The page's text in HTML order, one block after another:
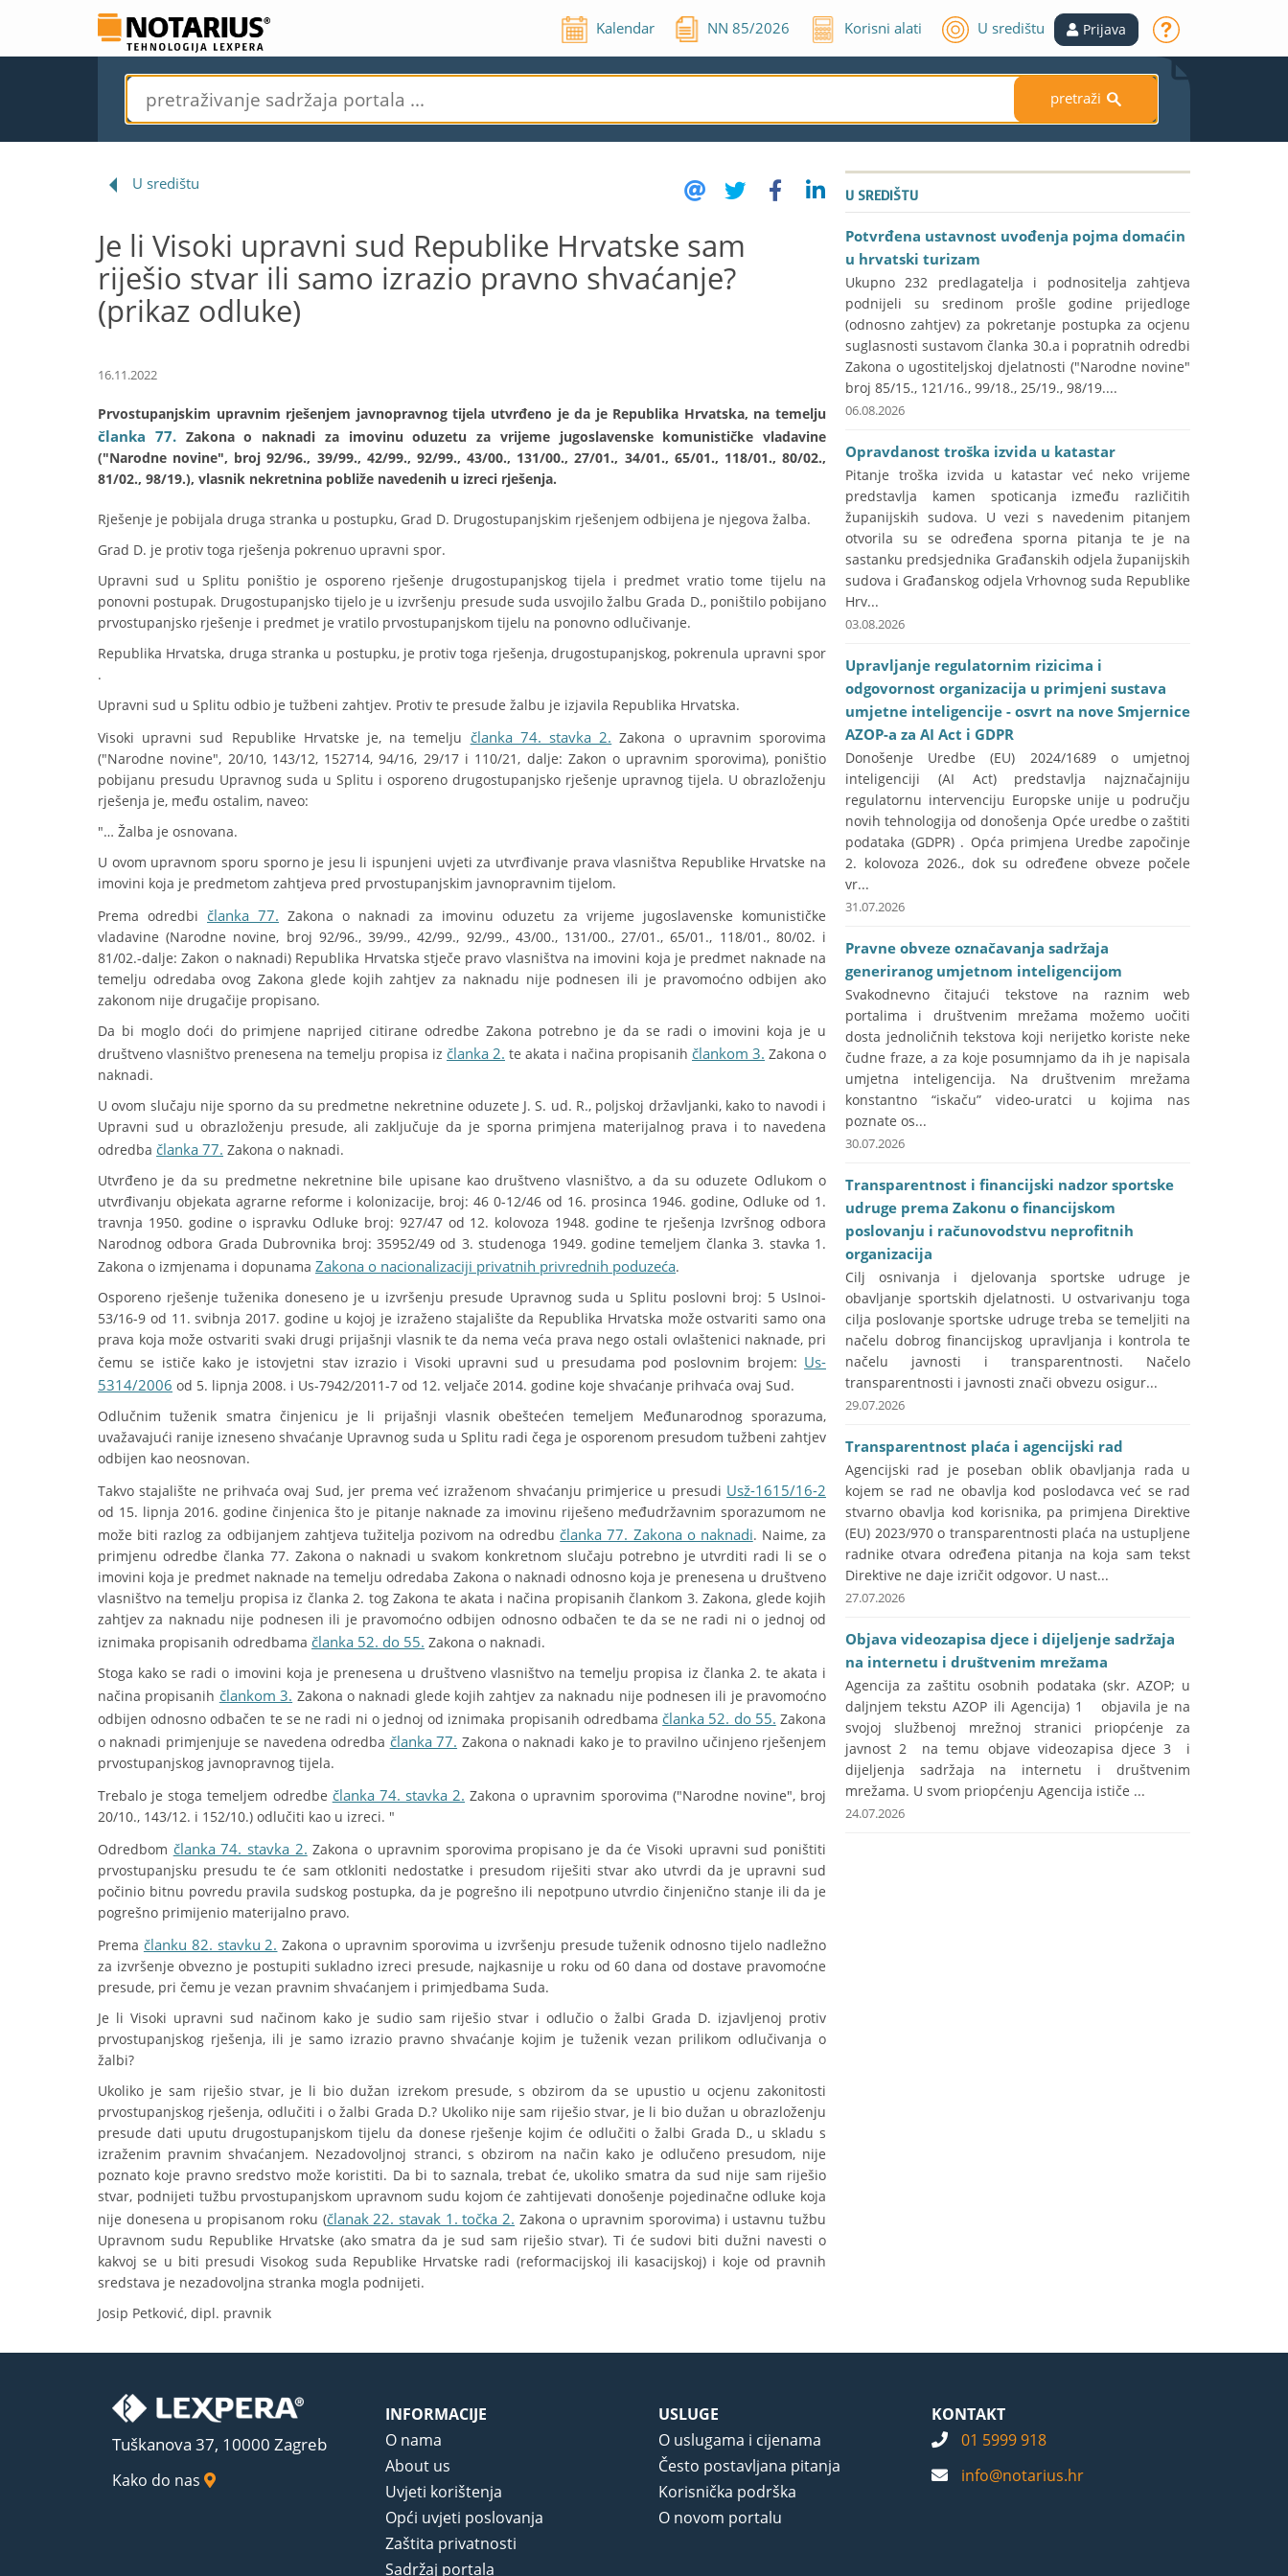
Kalendar NN85/2026 Korisni alati U središtu Prijava
pretraži S
U središtu
Je li Visoki upravni sud Republike Hrvatske sam
riješio stvar ili samo izrazio pravno shvaćanje?
(prikaz odluke)
16.11.2022
Prvostupanjskim upravnim rješenjem javnopravnog tijela utvrđeno je da je Republika Hrvatska, na temelju
članka 77.Zakona o naknadi za imovinu oduzetu za vrijeme jugoslavenske komunističke vladavine
("Narodne novine", broj 92/96., 39/99., 42/99., 92/99., 43/00., 131/00., 27/01., 34/01., 65/01., 118/01., 80/02.,
81/02., 98/19.), vlasnik nekretnina pobliže navedenih u izreci rješenja.
Rješenje je pobijala druga stranka u postupku, Grad D. Drugostupanjskim rješenjem odbijena je njegova žalba.
Grad D. je protiv toga rješenja pokrenuo upravni spor.
Upravni sud u Splitu poništio je osporeno rješenje drugostupanjskog tijela i predmet vratio tome tijelu na
ponovni postupak. Drugostupanjsko tijelo je u izvršenju presude suda usvojilo žalbu Grada D., poništilo pobijano
prvostupanjsko rješenje i predmet je vratilo prvostupanjskom tijelu na ponovno odlučivanje.
Republika Hrvatska, druga stranka u postupku, je protiv toga rješenja, drugostupanjskog, pokrenula upravni spor
.
Upravni sud u Splitu odbio je tužbeni zahtjev. Protiv te presude žalbu je izjavila Republika Hrvatska.
Visoki upravni sud Republike Hrvatske je, na temelju članka 74. stavka 2. Zakona o upravnim sporovima
("Narodne novine", 20/10, 143/12, 152714, 94/16, 29/17 i 110/21, dalje: Zakon o upravnim sporovima), poništio
pobijanu presudu Upravnog suda u Splitu i osporeno drugostupanjsko rješenje upravnog tijela. U obrazloženju
rješenja je, među ostalim, naveo:
"… Žalba je osnovana.
U ovom upravnom sporu sporno je jesu li ispunjeni uvjeti za utvrđivanje prava vlasništva Republike Hrvatske na
imovini koja je predmetom zahtjeva pred prvostupanjskim javnopravnim tijelom.
Prema odredbi članka 77. Zakona o naknadi za imovinu oduzetu za vrijeme jugoslavenske komunističke
vladavine (Narodne novine, broj 92/96., 39/99., 42/99., 92/99., 43/00., 131/00., 27/01., 65/01., 118/01., 80/02. i
81/02.-dalje: Zakon o naknadi) Republika Hrvatska stječe pravo vlasništva na imovini koja je predmet naknade na
temelju odredaba ovog Zakona glede kojih zahtjev za naknadu nije podnesen ili je pravomoćno odbijen ako
zakonom nije drugačije propisano.
Da bi moglo doći do primjene naprijed citirane odredbe Zakona potrebno je da se radi o imovini koja je u
društveno vlasništvo prenesena na temelju propisa iz članka 2. te akata i načina propisanih člankom 3. Zakona o
naknadi.
U ovom slučaju nije sporno da su predmetne nekretnine oduzete J. S. ud. R., poljskoj državljanki, kako to navodi i
Upravni sud u obrazloženju presude, ali zaključuje da je sporna primjena materijalnog prava i to navedena
odredba članka 77. Zakona o naknadi.
Utvrđeno je da su predmetne nekretnine bile upisane kao društveno vlasništvo, a da su oduzete Odlukom o
utvrđivanju objekata agrarne reforme i kolonizacije, broj: 46 0-12/46 od 16. prosinca 1946. godine, Odluke od 1.
travnja 1950. godine o ispravku Odluke broj: 927/47 od 12. kolovoza 1948. godine te rješenja Izvršnog odbora
Narodnog odbora Grada Dubrovnika broj: 35952/49 od 3. studenoga 1949. godine temeljem članka 3. stavka 1.
Zakona o izmjenama i dopunama Zakona o nacionalizaciji privatnih privrednih poduzeća.
Osporeno rješenje tuženika doneseno je u izvršenju presude Upravnog suda u Splitu poslovni broj: 5 UsInoi-
53/16-9 od 11. svibnja 2017. godine u kojoj je izraženo stajalište da Republika Hrvatska može ostvariti samo ona
prava koja može ostvariti svaki drugi prijašnji vlasnik te da nema veća prava nego ostali ovlaštenici naknade, pri
čemu se ističe kako je istovjetni stav izrazio i Visoki upravni sud u presudama pod poslovnim brojem: Us-
5314/2006 od 5. lipnja 2008. i Us-7942/2011-7 od 12. veljače 2014. godine koje shvaćanje prihvaća ovaj Sud.
Odlučnim tuženik smatra činjenicu je li prijašnji vlasnik obeštećen temeljem Međunarodnog sporazuma,
uvažavajući ranije izneseno shvaćanje Upravnog suda u Splitu radi čega je osporenom presudom tužbeni zahtjev
odbijen kao neosnovan.
Takvo stajalište ne prihvaća ovaj Sud, jer prema već izraženom shvaćanju primjerice u presudi Usž-1615/16-2
od 15. lipnja 2016. godine činjenica što je pitanje naknade za imovinu riješeno međudržavnim sporazumom ne
može biti razlog za odbijanjem zahtjeva tužitelja pozivom na odredbu članka 77. Zakona o naknadi. Naime, za
primjenu odredbe članka 77. Zakona o naknadi u svakom konkretnom slučaju potrebno je utvrditi radi li se o
imovini koja je predmet naknade na temelju odredaba Zakona o naknadi odnosno koja je prenesena u društveno
vlasništvo na temelju propisa iz članka 2. tog Zakona te akata i načina propisanih člankom 3. Zakona, glede kojih
zahtjev za naknadu nije podnesen ili je pravomoćno odbijen odnosno odbačen te da se ne radi ni o jednoj od
iznimaka propisanih odredbama članka 52. do 55. Zakona o naknadi.
Stoga kako se radi o imovini koja je prenesena u društveno vlasništvo na temelju propisa iz članka 2. te akata i
načina propisanih člankom 3. Zakona o naknadi glede kojih zahtjev za naknadu nije podnesen ili je pravomoćno
odbijen odnosno odbačen te se ne radi ni o jednoj od iznimaka propisanih odredbama članka 52. do 55. Zakona
o naknadi primjenjuje se navedena odredba članka 77. Zakona o naknadi kako je to pravilno učinjeno rješenjem
prvostupanjskog javnopravnog tijela.
Trebalo je stoga temeljem odredbe članka 74. stavka 2. Zakona o upravnim sporovima ("Narodne novine", broj
20/10., 143/12. i 152/10.) odlučiti kao u izreci. "
Odredbom članka 74. stavka 2. Zakona o upravnim sporovima propisano je da će Visoki upravni sud poništiti
prvostupanjsku presudu te će sam otkloniti nedostatke i presudom riješiti stvar ako utvrdi da je upravni sud
počinio bitnu povredu pravila sudskog postupka, da je pogrešno ili nepotpuno utvrdio činjenično stanje ili da je
pogrešno primijenio materijalno pravo.
Prema članku 82. stavku 2. Zakona o upravnim sporovima u izvršenju presude tuženik odnosno tijelo nadležno
za izvršenje obvezno je postupiti sukladno izreci presude, najkasnije u roku od 60 dana od dostave pravomoćne
presude, pri čemu je vezan pravnim shvaćanjem i primjedbama Suda.
Je li Visoki upravni sud načinom kako je sudio sam riješio stvar i odlučio o žalbi Grada D. izjavljenoj protiv
prvostupanjskog rješenja, ili je samo izrazio pravno shvaćanje kojim je tuženik vezan prilikom odlučivanja o
žalbi?
Ukoliko je sam riješio stvar, je li bio dužan izrekom presude, s obzirom da se upustio u ocjenu zakonitosti
prvostupanjskog rješenja, odlučiti i o žalbi Grada D.? Ukoliko nije sam riješio stvar, je li bio dužan u obrazloženju
presude dati uputu drugostupanjskom tijelu da donese rješenje kojim će odlučiti o žalbi Grada D., u skladu s
izraženim pravnim shvaćanjem. Nezadovoljnoj stranci, s obzirom na način kako je odlučeno presudom, nije
poznato koje pravno sredstvo može koristiti. Da bi to saznala, trebat će, ukoliko smatra da sud nije sam riješio
stvar, podnijeti tužbu prvostupanjskom upravnom sudu kojom će zahtijevati donošenje pojedinačne odluke koja
nije donesena u propisanom roku (članak 22. stavak 1. točka 2. Zakona o upravnim sporovima) i ustavnu tužbu
Upravnom sudu Republike Hrvatske (ako smatra da je sud sam riješio stvar). Ti će sudovi biti dužni navesti o
kakvoj se u biti presudi Visokog suda Republike Hrvatske radi (reformacijskoj ili kasacijskoj) i koje od pravnih
sredstava je nezadovoljna stranka mogla podnijeti.
Josip Petković, dipl. pravnik
U SREDIŠTU
Potvrđena ustavnost uvođenja pojma domaćin
u hrvatski turizam
Ukupno 232 predlagatelja i podnositelja zahtjeva
podnijeli su sredinom prošle godine prijedloge
(odnosno zahtjev) za pokretanje postupka za ocjenu
suglasnosti sustavom članka 30.a i popratnih odredbi
Zakona o ugostiteljskoj djelatnosti ("Narodne novine"
broj 85/15., 121/16., 99/18., 25/19., 98/19....
06.08.2026
Opravdanost troška izvida u katastar
Pitanje troška izvida u katastar već neko vrijeme
predstavlja kamen spoticanja između različitih
županijskih sudova. U vezi s navedenim pitanjem
otvorila su se određena sporna pitanja te je na
sastanku predsjednika Građanskih odjela županijskih
sudova i Građanskog odjela Vrhovnog suda Republike
Hrv...
03.08.2026
Upravljanje regulatornim rizicima i
odgovornost organizacija u primjeni sustava
umjetne inteligencije - osvrt na nove Smjernice
AZOP-a za AI Act i GDPR
Donošenje Uredbe (EU) 2024/1689 o umjetnoj
inteligenciji (AI Act) predstavlja najznačajniju
regulatornu intervenciju Europske unije u području
novih tehnologija od donošenja Opće uredbe o zaštiti
podataka (GDPR) . Opća primjena Uredbe započinje
2. kolovoza 2026., dok su određene obveze počele
vr...
31.07.2026
Pravne obveze označavanja sadržaja
generiranog umjetnom inteligencijom
Svakodnevno čitajući tekstove na raznim web
portalima i društvenim mrežama možemo uočiti
dosta jednoličnih tekstova koji nerijetko koriste neke
čudne fraze, a za koje posumnjamo da ih je napisala
umjetna inteligencija. Na društvenim mrežama
konstantno “iskaču” video-uratci u kojima nas
poznate os...
30.07.2026
Transparentnost i financijski nadzor sportske
udruge prema Zakonu o financijskom
poslovanju i računovodstvu neprofitnih
organizacija
Cilj osnivanja i djelovanja sportske udruge je
obavljanje sportskih djelatnosti. U ostvarivanju toga
cilja poslovanje sportske udruge treba se temeljiti na
načelu dobrog financijskog upravljanja i kontrola te
načelu javnosti i transparentnosti. Načelo
transparentnosti i javnosti znači obvezu osigur...
29.07.2026
Transparentnost plaća i agencijski rad
Agencijski rad je poseban oblik obavljanja rada u
kojem se rad ne obavlja kod poslodavca već se rad
stvarno obavlja kod korisnika, pa primjena Direktive
(EU) 2023/970 o transparentnosti plaća na ustupljene
radnike otvara određena pitanja na koja sam tekst
Direktive ne daje izričit odgovor. U nast...
27.07.2026
Objava videozapisa djece i dijeljenje sadržaja
na internetu i društvenim mrežama
Agencija za zaštitu osobnih podataka (skr. AZOP; u
daljnjem tekstu AZOP ili Agencija) 1 objavila je na
svojoj službenoj mrežnoj stranici priopćenje za
javnost 2 na temu objave videozapisa djece 3 i
dijeljenja sadržaja na internetu i društvenim
mrežama. U svom priopćenju Agencija ističe ...
24.07.2026
Tuškanova 37, 10000 Zagreb
Kako do nas
INFORMACIJE
O nama
About us
Uvjeti korištenja
Opći uvjeti poslovanja
Zaštita privatnosti
Sadržaj portala
USLUGE
O uslugama i cijenama
Često postavljana pitanja
Korisnička podrška
O novom portalu
KONTAKT
01 5999 918
info@notarius.hr